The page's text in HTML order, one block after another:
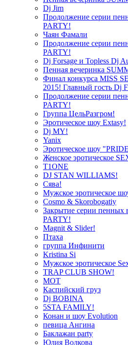
Dj Jim
Продолжение серии
PARTY!
Чаян Фамали
Продолжение серии
PARTY!
Dj Forsage и Topless Dj
Пенная вечеринка
Финал конкурса MISS
2015! Главный гость Dj
Продолжение серии
PARTY!
Группа ЦельРазгром!
Эротическое шоу Extasy!
Dj MY!
Yanix
Эротическое шоу
Женское эротическое
T1ONE
DJ STAN WILLIAMS!
Сява!
Мужское эротическое
Cosmo & Skorobogatiy
Закрытие серии пенных
PARTY!
Magnit & Slider!
Птаха
группа Инфинити
Kristina Si
Мужское эротическое
TRAP CLUB SHOW!
МОТ
Каспийский груз
Dj BOBINA
5STA FAMILY!
Конан и шоу Evolution
певица Ангина
Баклажан party
Юлия Волкова